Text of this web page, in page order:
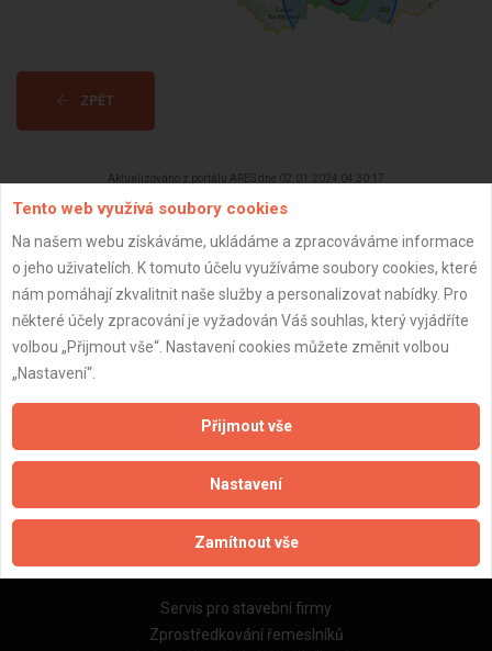
ZPĚT
Aktualizováno z portálu ARES dne 02.01.2024 04:30:17
Důležité informace
Naše firmy a řemeslníci
Zásady pro používání souborů cookie
Obchodní podmínky (zprostředkování)
Obchodní podmínky (rozpočtování)
Reference
Naše excelové tabulky online
Naše služby
Servis pro stavební firmy
Zprostředkování řemeslníků
Tento web využívá soubory cookies
Na našem webu získáváme, ukládáme a zpracováváme informace
o jeho uživatelích. K tomuto účelu využíváme soubory cookies, které
nám pomáhají zkvalitnit naše služby a personalizovat nabídky. Pro
některé účely zpracování je vyžadován Váš souhlas, který vyjádříte
volbou „Přijmout vše“. Nastavení cookies můžete změnit volbou
„Nastavení“.
Přijmout vše
Nastavení
Zamítnout vše